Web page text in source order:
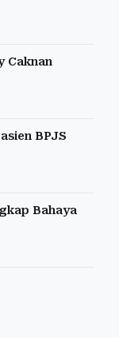
Caknan
BPJS
Bahaya